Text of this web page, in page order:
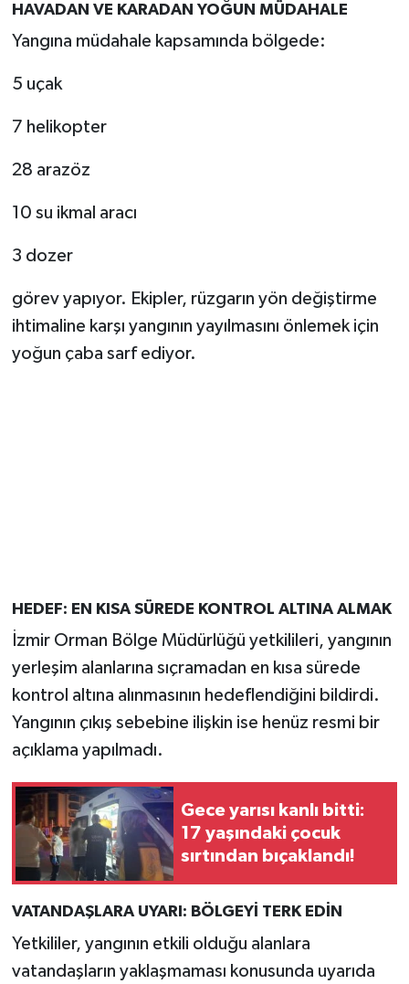
HAVADAN VE KARADAN YOĞUN MÜDAHALE
Yangına müdahale kapsamında bölgede:
5 uçak
7 helikopter
28 arazöz
10 su ikmal aracı
3 dozer
görev yapıyor. Ekipler, rüzgarın yön değiştirme
ihtimaline karşı yangının yayılmasını önlemek için
yoğun çaba sarf ediyor.
HEDEF: EN KISA SÜREDE KONTROL ALTINA ALMAK
İzmir Orman Bölge Müdürlüğü yetkilileri, yangının
yerleşim alanlarına sıçramadan en kısa sürede
kontrol altına alınmasının hedeflendiğini bildirdi.
Yangının çıkış sebebine ilişkin ise henüz resmi bir
açıklama yapılmadı.
Gece yarısı kanlı bitti:
17 yaşındaki çocuk
sırtından bıçaklandı!
VATANDAŞLARA UYARI: BÖLGEYİ TERK EDİN
Yetkililer, yangının etkili olduğu alanlara
vatandaşların yaklaşmaması konusunda uyarıda